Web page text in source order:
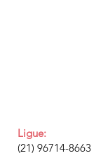
Ligue:
(21) 96714-8663